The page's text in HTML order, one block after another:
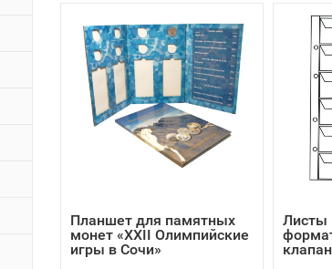
Планшет для памятных
монет «XXII Олимпийские
игры в Сочи»
Листы